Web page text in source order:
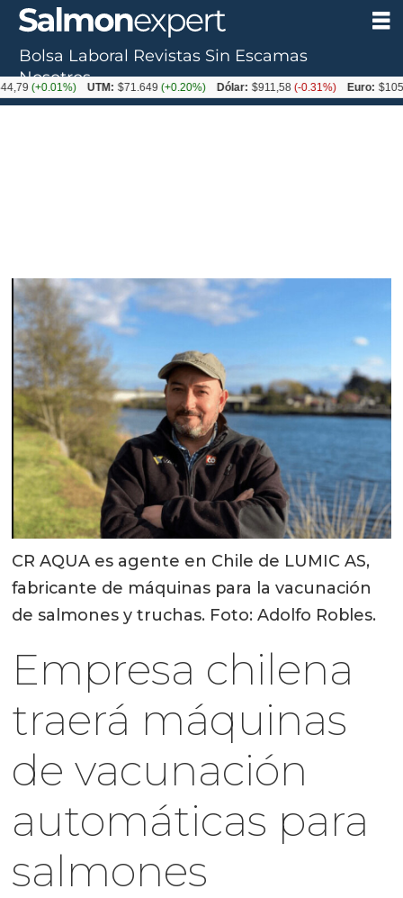
CR AQUA es agente en Chile de LUMIC AS,
fabricante de máquinas para la vacunación
de salmones y truchas. Foto: Adolfo Robles.
Empresa chilena
traerá máquinas
de vacunación
automáticas para
salmones
Bolsa Laboral Revistas Sin Escamas
Nosotros
UTM: $71.649 (+0.20%) Dólar: $911,58 (-0.31%) Euro: $1053,36(-